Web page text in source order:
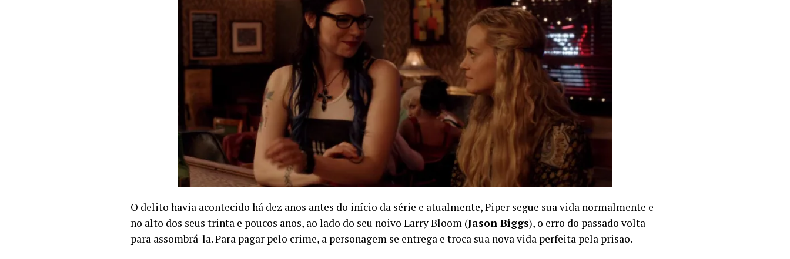
O delito havia acontecido há dez anos antes do início da série e atualmente, Piper segue sua vida normalmente e
no alto dos seus trinta e poucos anos, ao lado do seu noivo Larry Bloom (Jason Biggs), o erro do passado volta
para assombrá-la. Para pagar pelo crime, a personagem se entrega e troca sua nova vida perfeita pela prisão.